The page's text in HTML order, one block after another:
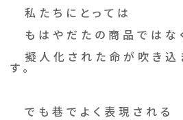
私たちにとっては
もはやだたの商品ではな
擬人化された命が吹き込
す。
でも巷でよく表現される